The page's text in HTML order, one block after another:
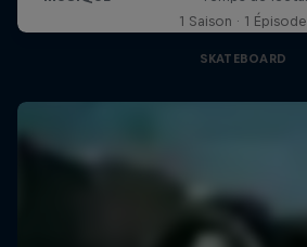
1 Saison · 1 Épisode
SKATEBOARD